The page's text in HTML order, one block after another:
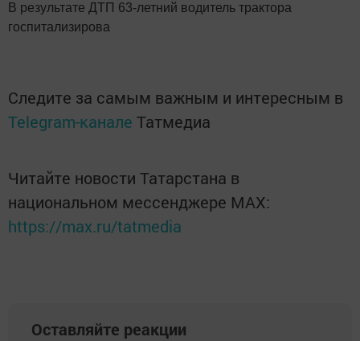
В результате ДТП 63-летний водитель трактора
госпитализирова
Следите за самым важным и интересным в
Telegram-канале Татмедиа
Читайте новости Татарстана в
национальном мессенджере MАХ:
https://max.ru/tatmedia
Оставляйте реакции